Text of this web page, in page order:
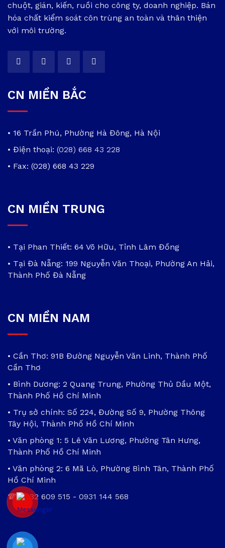
chuột, gián, kiến, ruồi cho công ty, doanh nghiệp. Bán
hóa chất kiểm soát côn trùng an toàn và thân thiện
với môi trường.
CN MIỀN BẮC
• 16 Trần Phú, Phường Hà Đông, Hà Nội
• Điện thoại: (028) 668 43 228
• Fax: (028) 668 43 229
CN MIỀN TRUNG
• Tại Phan Thiết: 64 Võ Hữu, Tỉnh Lâm Đồng
• Tại Đà Nẵng: 199 Nguyễn Văn Thoại, Phường An Hải,
Thành Phố Đà Nẵng
CN MIỀN NAM
• Cần Thơ: 91B Đường Nguyễn Văn Linh, Thành Phố
Cần Thơ
• Bình Dương: 2 Quang Trung, Phường Thủ Dầu Một,
Thành Phố Hồ Chí Minh
• Trụ sở chính: Số 224, Đường Số 9, Phường Thông
Tây Hội, Thành Phố Hồ Chí Minh
• Văn phòng 1: 5 Lê Văn Lương, Phường Tân Hưng,
Thành Phố Hồ Chí Minh
• Văn phòng 2: 6 Mã Lò, Phường Bình Tân, Thành Phố
Hồ Chí Minh
☎0932 609 515 - 0931 144 568